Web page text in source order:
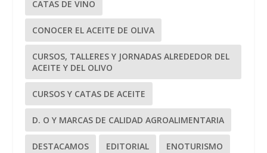
CATAS DE VINO
CONOCER EL ACEITE DE OLIVA
CURSOS, TALLERES Y JORNADAS ALREDEDOR DEL
ACEITE Y DEL OLIVO
CURSOS Y CATAS DE ACEITE
D. O Y MARCAS DE CALIDAD AGROALIMENTARIA
DESTACAMOS EDITORIAL ENOTURISMO